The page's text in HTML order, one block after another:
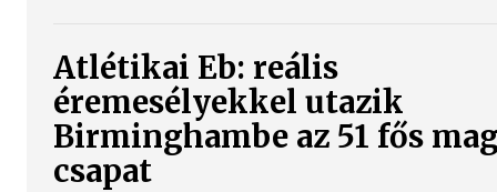
Atlétikai Eb: reális
éremesélyekkel utazik
Birminghambe az 51 fős
csapat